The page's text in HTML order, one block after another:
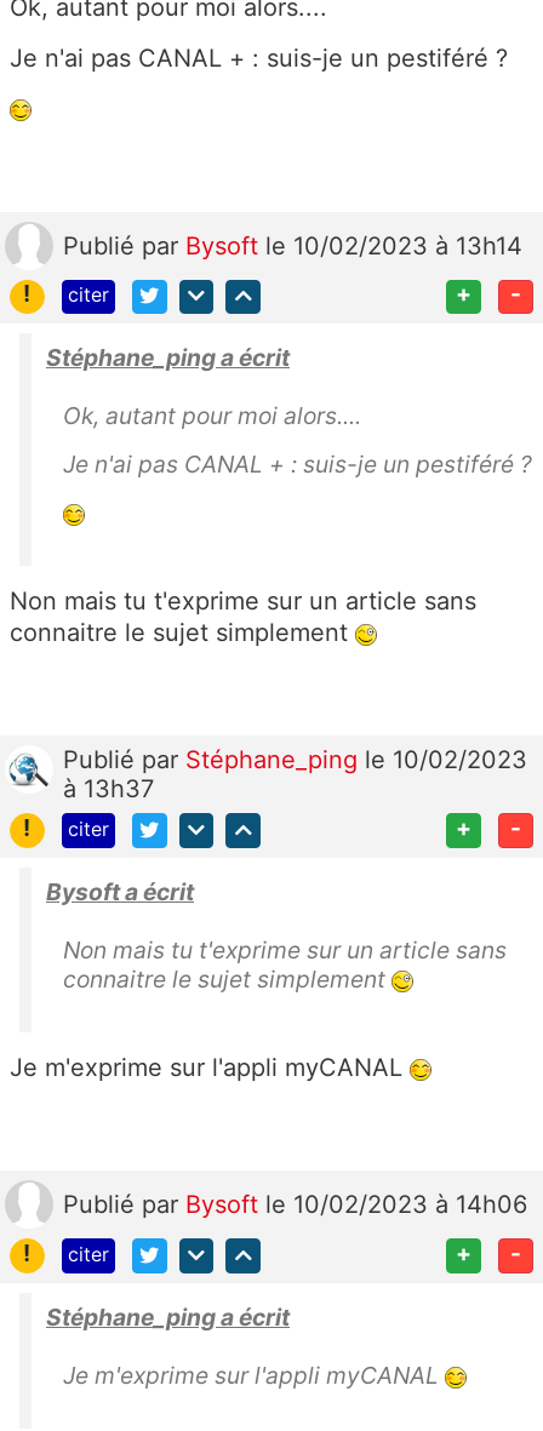
Ok, autant pour moi alors....
Je n'ai pas CANAL + : suis-je un pestiféré ?
Publié par Bysoft le 10/02/2023 à 13h14
!
citer + -
Stéphane_ping a écrit
Ok, autant pour moi alors....
Je n'ai pas CANAL + : suis-je un pestiféré ?
Non mais tu t'exprime sur un article sans
connaitre le sujet simplement
Publié par Stéphane_ping le 10/02/2023
à 13h37
!
citer + -
Bysoft a écrit
Non mais tu t'exprime sur un article sans
connaitre le sujet simplement
Je m'exprime sur l'appli myCANAL
Publié par Bysoft le 10/02/2023 à 14h06
!
citer + -
Stéphane_ping a écrit
Je m'exprime sur l'appli myCANAL